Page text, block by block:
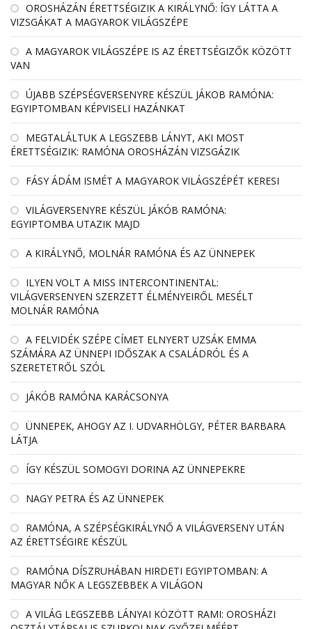
OROSHÁZÁN ÉRETTSÉGIZIK A KIRÁLYNŐ: ÍGY LÁTTA A
VIZSGÁKAT A MAGYAROK VILÁGSZÉPE
A MAGYAROK VILÁGSZÉPE IS AZ ÉRETTSÉGIZŐK KÖZÖTT
VAN
ÚJABB SZÉPSÉGVERSENYRE KÉSZÜL JÁKOB RAMÓNA:
EGYIPTOMBAN KÉPVISELI HAZÁNKAT
MEGTALÁLTUK A LEGSZEBB LÁNYT, AKI MOST
ÉRETTSÉGIZIK: RAMÓNA OROSHÁZÁN VIZSGÁZIK
FÁSY ÁDÁM ISMÉT A MAGYAROK VILÁGSZÉPÉT KERESI
VILÁGVERSENYRE KÉSZÜL JÁKÓB RAMÓNA:
EGYIPTOMBA UTAZIK MAJD
A KIRÁLYNŐ, MOLNÁR RAMÓNA ÉS AZ ÜNNEPEK
ILYEN VOLT A MISS INTERCONTINENTAL:
VILÁGVERSENYEN SZERZETT ÉLMÉNYEIRŐL MESÉLT
MOLNÁR RAMÓNA
A FELVIDÉK SZÉPE CÍMET ELNYERT UZSÁK EMMA
SZÁMÁRA AZ ÜNNEPI IDŐSZAK A CSALÁDRÓL ÉS A
SZERETETRŐL SZÓL
JÁKÓB RAMÓNA KARÁCSONYA
ÜNNEPEK, AHOGY AZ I. UDVARHÖLGY, PÉTER BARBARA
LÁTJA
ÍGY KÉSZÜL SOMOGYI DORINA AZ ÜNNEPEKRE
NAGY PETRA ÉS AZ ÜNNEPEK
RAMÓNA, A SZÉPSÉGKIRÁLYNŐ A VILÁGVERSENY UTÁN
AZ ÉRETTSÉGIRE KÉSZÜL
RAMÓNA DÍSZRUHÁBAN HIRDETI EGYIPTOMBAN: A
MAGYAR NŐK A LEGSZEBBEK A VILÁGON
A VILÁG LEGSZEBB LÁNYAI KÖZÖTT RAMI: OROSHÁZI